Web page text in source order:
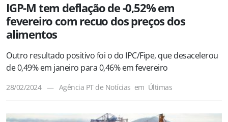
IGP-M tem deflação de -0,52% em
fevereiro com recuo dos preços dos
alimentos
Outro resultado positivo foi o do IPC/Fipe, que desacelerou
de 0,49% em janeiro para 0,46% em fevereiro
28/02/2024 — Agência PT de Notícias em Últimas